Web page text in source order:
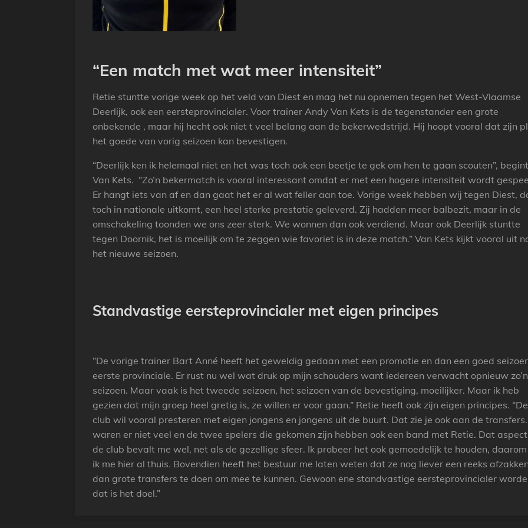
“Een match met wat meer intensiteit”
Retie stuntte vorige week op het veld van Diest en mag het nu opnemen tegen het West-Vlaamse
Deerlijk, ook een eersteprovincialer. Voor trainer Andy Van Kets is de tegenstander een grote
onbekende , maar hij hecht ook niet t veel belang aan de bekerwedstrijd. Hij hoopt vooral dat zijn
het goede van vorig seizoen kan bevestigen.
“Deerlijk ken ik helemaal niet en het was toch ook een beetje te gek om hen te gaan scouten”, begint
Van Kets. “Zo’n bekermatch is vooral interessant omdat er met een hogere intensiteit wordt
Er hangt iets van af en dan gaat het er al wat feller aan toe. Vorige week hebben wij tegen Diest,
toch in nationale uitkomt, een heel sterke prestatie geleverd. Zij hadden meer balbezit, maar in de
omschakeling toonden we ons zeer sterk. We wonnen dan ook verdiend. Maar ook Deerlijk stuntte
tegen Doornik, het is moeilijk om te zeggen wie favoriet is in deze match.” Van Kets kijkt vooral uit
het nieuwe seizoen.
Standvastige eersteprovincialer met eigen principes
“De vorige trainer Bart Anné heeft het geweldig gedaan met een promotie en dan een goed
eerste provinciale. Er rust nu wel wat druk op mijn schouders want iedereen verwacht opnieuw zo’n
seizoen. Maar vaak is het tweede seizoen, het seizoen van de bevestiging, moeilijker. Maar ik heb
gezien dat mijn groep heel gretig is, ze willen er voor gaan.” Retie heeft ook zijn eigen principes. “De
club wil vooral presteren met eigen jongens en jongens uit de buurt. Dat zie je ook aan de
waren er niet veel en de twee spelers die gekomen zijn hebben ook een band met Retie. Dat
de club bevalt me wel, net als de gezellige sfeer. Ik probeer het ook gemoedelijk te houden,
ik me hier al thuis. Bovendien heeft het bestuur me laten weten dat ze nog liever een reeks afzakken
dan grote transfers te doen om mee te kunnen. Gewoon ene standvastige eersteprovincialer
dat is het doel.”